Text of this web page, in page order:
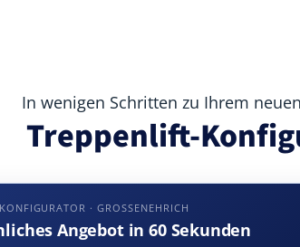
In wenigen Schritten zu Ihrem
Treppenlift-
· GROSSENEHRICH
Angebot in 60 Sekunden